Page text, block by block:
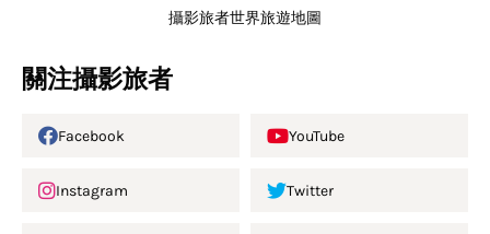
攝影旅者世界旅遊地圖
關注攝影旅者
Facebook YouTube
Instagram Twitter